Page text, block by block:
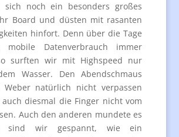
sich noch ein besonders großes
Board und düsten mit rasanten
hinfort. Denn über die Tage
Datenverbrauch immer
surften wir mit Highspeed nur
Wasser. Den Abendschmaus
natürlich nicht verpassen
diesmal die Finger nicht vom
Auch den anderen mundete es
sind wir gespannt, wie ein